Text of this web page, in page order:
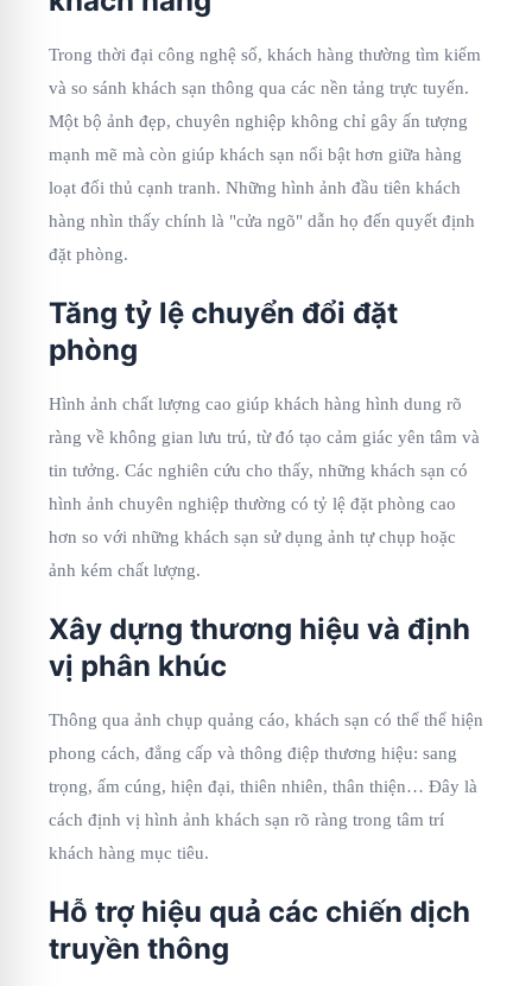
Trong thời đại công nghệ số, khách hàng thường tìm kiếm
và so sánh khách sạn thông qua các nền tảng trực tuyến.
Một bộ ảnh đẹp, chuyên nghiệp không chỉ gây ấn tượng
mạnh mẽ mà còn giúp khách sạn nổi bật hơn giữa hàng
loạt đối thủ cạnh tranh. Những hình ảnh đầu tiên khách
hàng nhìn thấy chính là "cửa ngõ" dẫn họ đến quyết định
đặt phòng.
Tăng tỷ lệ chuyển đổi đặt
phòng
Hình ảnh chất lượng cao giúp khách hàng hình dung rõ
ràng về không gian lưu trú, từ đó tạo cảm giác yên tâm và
tin tưởng. Các nghiên cứu cho thấy, những khách sạn có
hình ảnh chuyên nghiệp thường có tỷ lệ đặt phòng cao
hơn so với những khách sạn sử dụng ảnh tự chụp hoặc
ảnh kém chất lượng.
Xây dựng thương hiệu và định
vị phân khúc
Thông qua ảnh chụp quảng cáo, khách sạn có thể thể hiện
phong cách, đẳng cấp và thông điệp thương hiệu: sang
trọng, ấm cúng, hiện đại, thiên nhiên, thân thiện… Đây là
cách định vị hình ảnh khách sạn rõ ràng trong tâm trí
khách hàng mục tiêu.
Hỗ trợ hiệu quả các chiến dịch
truyền thông